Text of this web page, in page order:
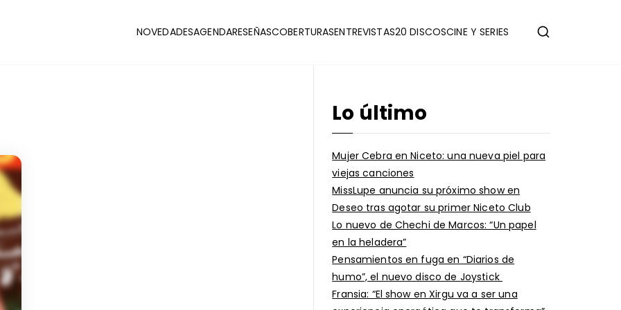
NOVEDADESAGENDARESEÑASCOBERTURASENTREVISTAS20 DISCOSCINE Y SERIES
Lo último
Mujer Cebra en Niceto: una nueva piel para
viejas canciones
MissLupe anuncia su próximo show en
Deseo tras agotar su primer Niceto Club
Lo nuevo de Chechi de Marcos: “Un papel
en la heladera”
Pensamientos en fuga en “Diarios de
humo”, el nuevo disco de Joystick
Fransia: “El show en Xirgu va a ser una